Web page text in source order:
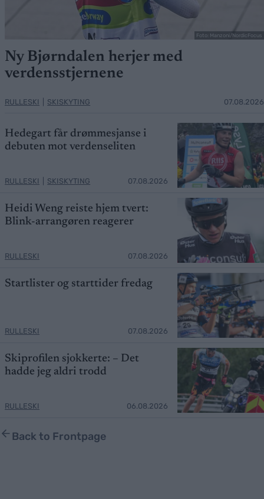
Foto: Manzoni/NordicFocus
Ny Bjørndalen herjer med
verdensstjernene
RULLESKI SKISKYTING 07.08.2026
Hedegart får drømmesjanse i
debuten mot verdenseliten
RULLESKI SKISKYTING 07.08.2026
Heidi Weng reiste hjem tvert:
Blink-arrangøren reagerer
RULLESKI 07.08.2026
Startlister og starttider fredag
RULLESKI 07.08.2026
Skiprofilen sjokkerte: – Det
hadde jeg aldri trodd
RULLESKI 06.08.2026
Back to Frontpage